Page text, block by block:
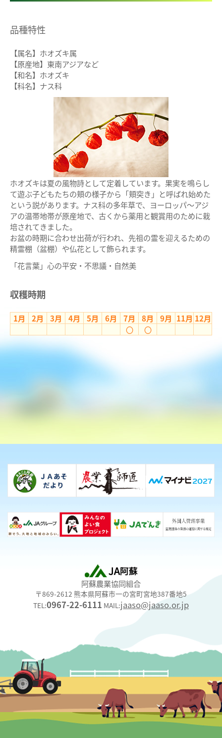
品種特性
【属名】ホオズキ属
【原産地】東南アジアなど
【和名】ホオズキ
【科名】ナス科
ホオズキは夏の風物詩として定着しています。果実を鳴らし
て遊ぶ子どもたちの頬の様子から「頬突き」と呼ばれ始めた
という説があります。ナス科の多年草で、ヨーロッパ～アジ
アの温帯地帯が原産地で、古くから薬用と観賞用のために栽
培されてきました。
お盆の時期に合わせ出荷が行われ、先祖の霊を迎えるための
精霊棚（盆棚）や仏花として飾られます。
「花言葉」心の平安・不思議・自然美
収穫時期
1月 2月 3月 4月 5月 6月 7月 8月 9月 11月 12月
〇
〇
阿蘇農業協同組合
〒869-2612 熊本県阿蘇市一の宮町宮地387番地5
TEL:0967-22-6111 MAIL:jaaso@jaaso.or.jp